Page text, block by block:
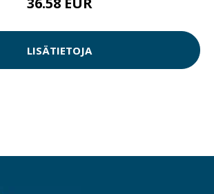
LISÄTIETOJA